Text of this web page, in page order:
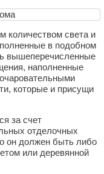
количеством света и
в подобном
вышеперечисленные
наполненные
которые и присущи
за счет
отделочных
он должен быть либо
или деревянной